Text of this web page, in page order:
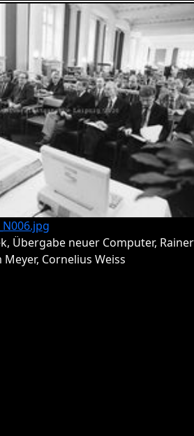
Übergabe neuer Computer, Rainer
Cornelius Weiss